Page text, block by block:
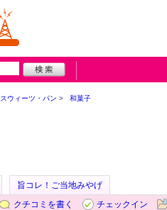
スウィーツ・パン 和菓子
旨コレ！ご当地みやげ
クチコミを書く
チェックイン